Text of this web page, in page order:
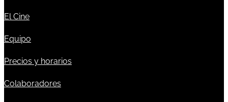
El Cine
Equipo
Precios y horarios
Colaboradores